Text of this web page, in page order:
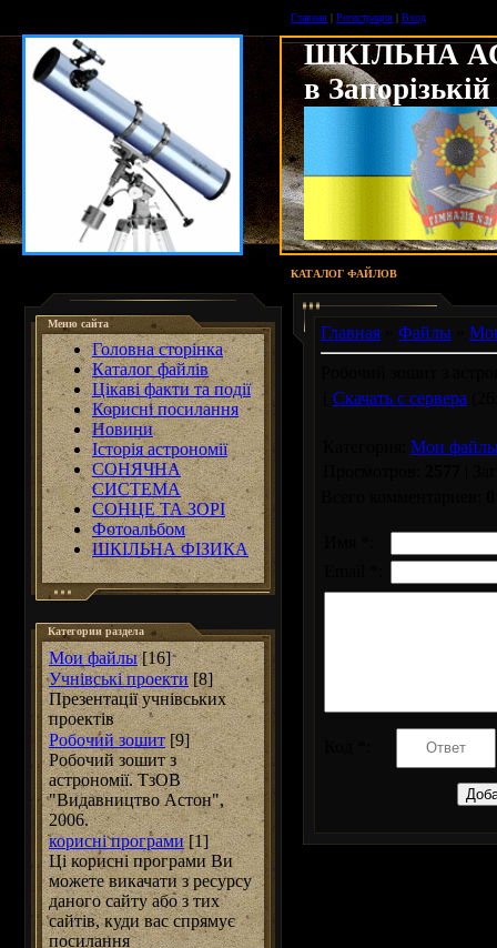
Главная | Регистрация | Вход
ШКІЛЬНА
в
КАТАЛОГ ФАЙЛОВ
Меню сайта
Головна сторінка
Каталог файлів
Цікаві факти та події
Корисні посилання
Новини
Історія астрономії
СОНЯЧНА
СИСТЕМА
СОНЦЕ ТА ЗОРІ
Фотоальбом
ШКІЛЬНА ФІЗИКА
Категории раздела
Мои файлы [16]
Учнівські проекти [8]
Презентації учнівських
проектів
Робочий зошит [9]
Робочий зошит з
астрономії. ТзОВ
"Видавництво Астон",
2006.
корисні програми [1]
Ці корисні програми Ви
можете викачати з ресурсу
даного сайту або з тих
сайтів, куди вас спрямує
посилання
Главная Файлы
Скачать с сервера
Мои